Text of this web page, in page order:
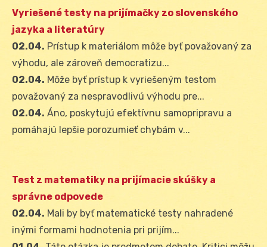
Vyriešené testy na prijímačky zo slovenského
jazyka a literatúry
02.04. Prístup k materiálom môže byť považovaný za
výhodu, ale zároveň democratizu...
02.04. Môže byť prístup k vyriešeným testom
považovaný za nespravodlivú výhodu pre...
02.04. Áno, poskytujú efektívnu samopripravu a
pomáhajú lepšie porozumieť chybám v...
Test z matematiky na prijímacie skúšky a
správne odpovede
02.04. Mali by byť matematické testy nahradené
inými formami hodnotenia pri prijím...